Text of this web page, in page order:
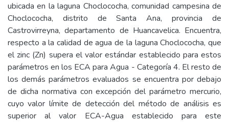
ubicada en la laguna Choclococha, comunidad campesina de
Choclococha, distrito de Santa Ana, provincia de
Castrovirreyna, departamento de Huancavelica. Encuentra,
respecto a la calidad de agua de la laguna Choclococha, que
el zinc (Zn) supera el valor estándar establecido para estos
parámetros en los ECA para Agua - Categoría 4. El resto de
los demás parámetros evaluados se encuentra por debajo
de dicha normativa con excepción del parámetro mercurio,
cuyo valor límite de detección del método de análisis es
superior al valor ECA-Agua establecido para este